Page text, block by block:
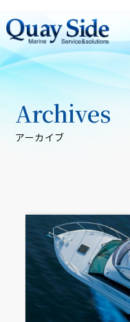
アーカイブ
Archives